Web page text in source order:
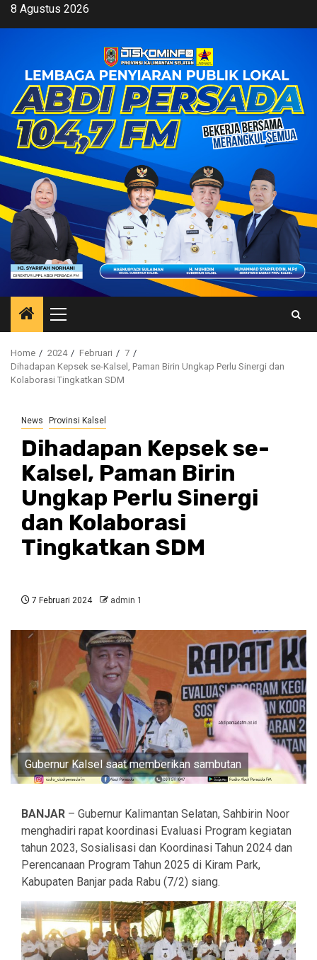
Skip8 Agustus 2026
Primary
Menu
Home 2024 Februari
7
Dihadapan Kepsek se-Kalsel, Paman Birin Ungkap Perlu Sinergi dan
Kolaborasi Tingkatkan SDM
News Provinsi Kalsel
Dihadapan Kepsek se-
Kalsel, Paman Birin
Ungkap Perlu Sinergi
dan Kolaborasi
Tingkatkan SDM
7 Februari 2024 admin 1
Gubernur Kalsel saat memberikan sambutan
BANJAR – Gubernur Kalimantan Selatan, Sahbirin Noor
menghadiri rapat koordinasi Evaluasi Program kegiatan
tahun 2023, Sosialisasi dan Koordinasi Tahun 2024 dan
Perencanaan Program Tahun 2025 di Kiram Park,
Kabupaten Banjar pada Rabu (7/2) siang.